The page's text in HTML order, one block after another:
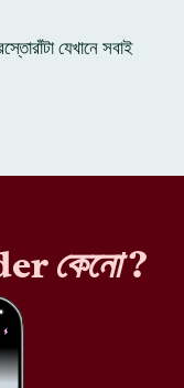
যেখানে সবাই
কেনো?